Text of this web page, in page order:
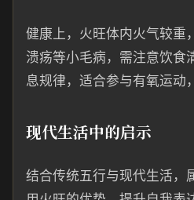
健康上，火旺体内火气较重
溃疡等小毛病，需注意饮食
息规律，适合参与有氧运动
现代生活中的启示
结合传统五行与现代生活，